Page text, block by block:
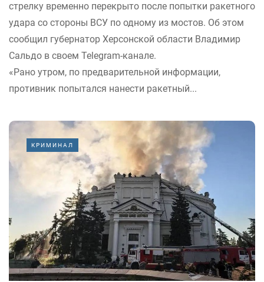
стрелку временно перекрыто после попытки ракетного
удара со стороны ВСУ по одному из мостов. Об этом
сообщил губернатор Херсонской области Владимир
Сальдо в своем Telegram-канале.
«Рано утром, по предварительной информации,
противник попытался нанести ракетный...
КРИМИНАЛ